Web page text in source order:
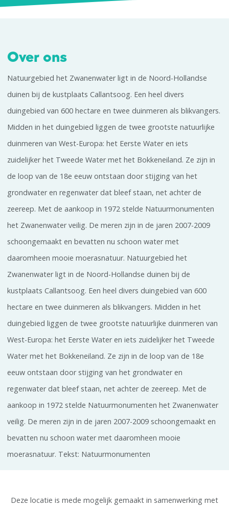
Over ons
Natuurgebied het Zwanenwater ligt in de Noord-Hollandse
duinen bij de kustplaats Callantsoog. Een heel divers
duingebied van 600 hectare en twee duinmeren als blikvangers.
Midden in het duingebied liggen de twee grootste natuurlijke
duinmeren van West-Europa: het Eerste Water en iets
zuidelijker het Tweede Water met het Bokkeneiland. Ze zijn in
de loop van de 18e eeuw ontstaan door stijging van het
grondwater en regenwater dat bleef staan, net achter de
zeereep. Met de aankoop in 1972 stelde Natuurmonumenten
het Zwanenwater veilig. De meren zijn in de jaren 2007-2009
schoongemaakt en bevatten nu schoon water met
daaromheen mooie moerasnatuur. Natuurgebied het
Zwanenwater ligt in de Noord-Hollandse duinen bij de
kustplaats Callantsoog. Een heel divers duingebied van 600
hectare en twee duinmeren als blikvangers. Midden in het
duingebied liggen de twee grootste natuurlijke duinmeren van
West-Europa: het Eerste Water en iets zuidelijker het Tweede
Water met het Bokkeneiland. Ze zijn in de loop van de 18e
eeuw ontstaan door stijging van het grondwater en
regenwater dat bleef staan, net achter de zeereep. Met de
aankoop in 1972 stelde Natuurmonumenten het Zwanenwater
veilig. De meren zijn in de jaren 2007-2009 schoongemaakt en
bevatten nu schoon water met daaromheen mooie
moerasnatuur. Tekst: Natuurmonumenten
Deze locatie is mede mogelijk gemaakt in samenwerking met